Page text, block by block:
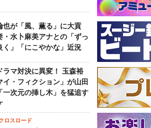
也が「風、薫る」に大貢
水卜麻美アナとの「ずっ
く」「にこやかな」近況
ラマ対決に異変！ 玉森裕
イ・フィクション」が山田
一次元の挿し木」を猛追す
ロスロード